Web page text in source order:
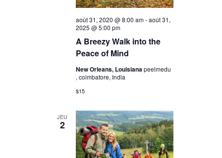
A Breezy Walk into the
Peace of Mind
août 31, 2020 @ 8:00 am-août 31,
2025 @ 5:00 pm
New Orleans, Louisianapeelmedu
, coimbatore, India
$15
JEU
2